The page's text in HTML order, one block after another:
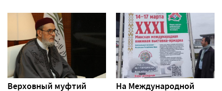
Верховный муфтий
На Международной